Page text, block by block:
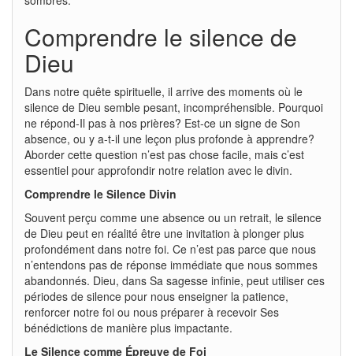
Comprendre le silence de
Dieu
Dans notre quête spirituelle, il arrive des moments où le
silence de Dieu semble pesant, incompréhensible. Pourquoi
ne répond-Il pas à nos prières? Est-ce un signe de Son
absence, ou y a-t-il une leçon plus profonde à apprendre?
Aborder cette question n’est pas chose facile, mais c’est
essentiel pour approfondir notre relation avec le divin.
Comprendre le Silence Divin
Souvent perçu comme une absence ou un retrait, le silence
de Dieu peut en réalité être une invitation à plonger plus
profondément dans notre foi. Ce n’est pas parce que nous
n’entendons pas de réponse immédiate que nous sommes
abandonnés. Dieu, dans Sa sagesse infinie, peut utiliser ces
périodes de silence pour nous enseigner la patience,
renforcer notre foi ou nous préparer à recevoir Ses
bénédictions de manière plus impactante.
Le Silence comme Épreuve de Foi